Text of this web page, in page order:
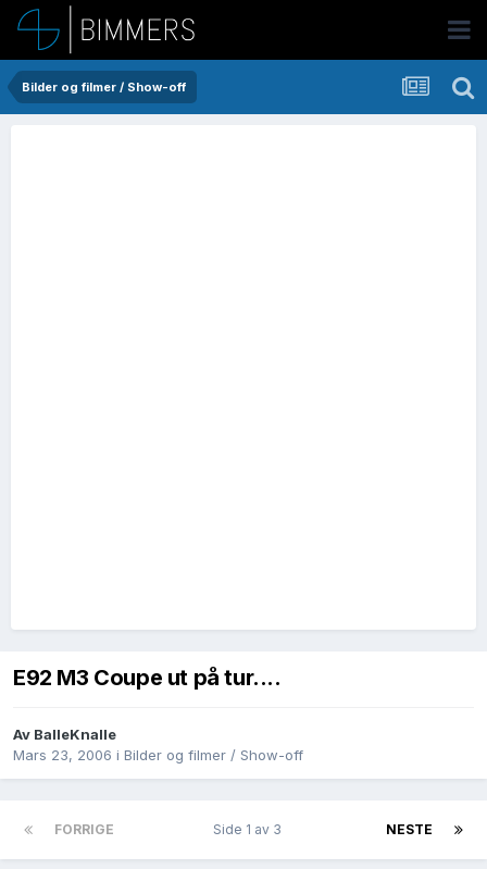
Bilder og filmer / Show-off
E92 M3 Coupe ut på tur....
Av BalleKnalle
Mars 23, 2006 i Bilder og filmer / Show-off
FORRIGE NESTE
Side 1 av 3